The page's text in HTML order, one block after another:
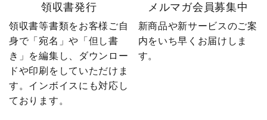
領収書発行
領収書等書類をお客様ご自
身で「宛名」や「但し書
き」を編集し、ダウンロー
ドや印刷をしていただけま
す。インボイスにも対応し
ております。
メルマガ会員募集中
新商品や新サービスのご案
内をいち早くお届けしま
す。